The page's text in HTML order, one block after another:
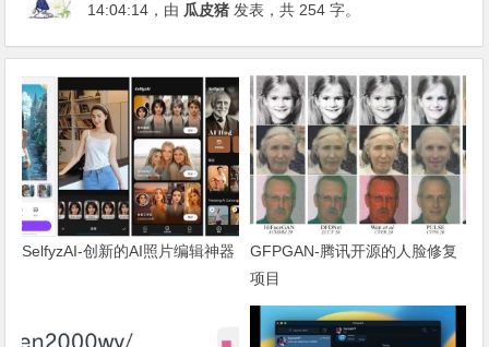
14:04:14 ，由 瓜皮猪 发表，共 254 字。
SelfyzAI-创新的AI照片编辑神器
GFPGAN-腾讯开源的人脸修复
项目